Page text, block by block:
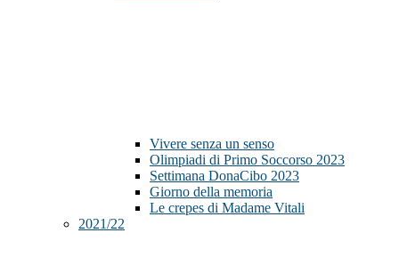
Vivere senza un senso
Olimpiadi di Primo Soccorso 2023
Settimana DonaCibo 2023
Giorno della memoria
Le crepes di Madame Vitali
2021/22